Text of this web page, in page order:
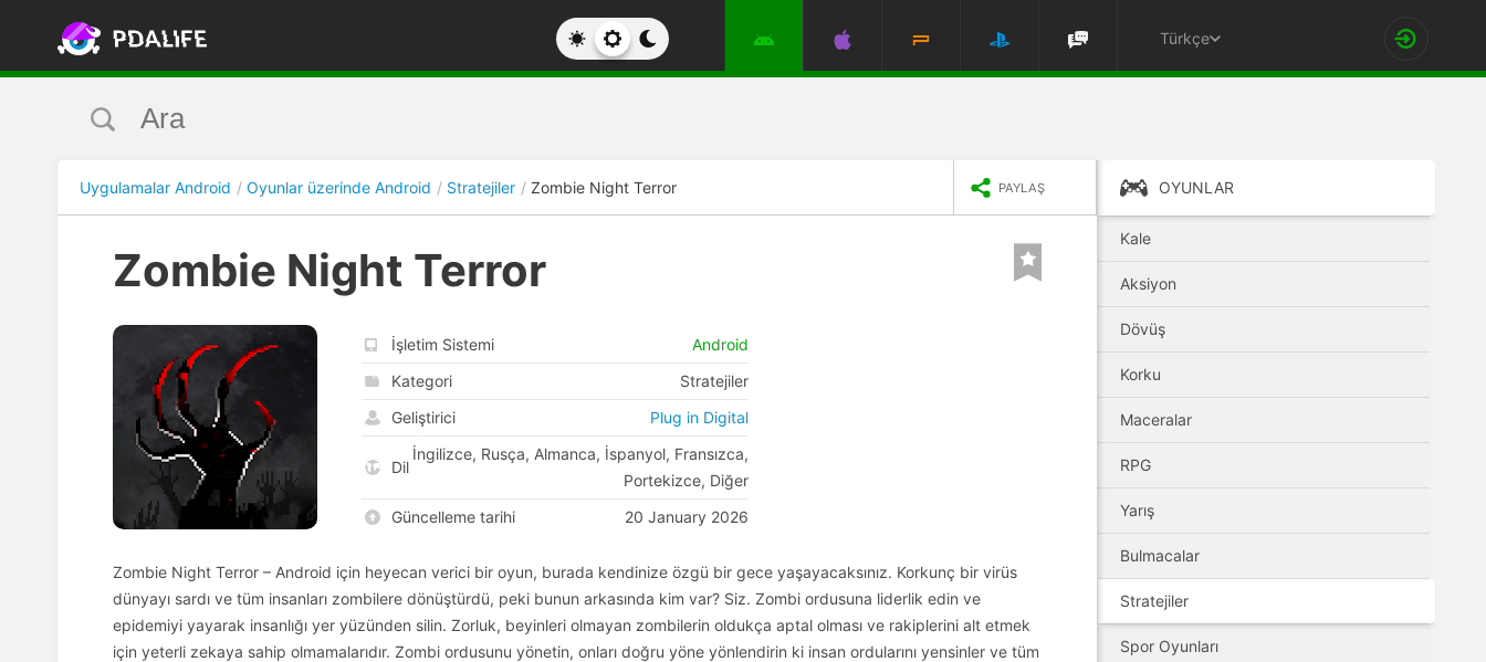
Türkçe
Uygulamalar Android Oyunlar üzerinde Android Stratejiler Zombie Night Terror PAYLAŞ
Zombie Night Terror
İşletim Sistemi
Android
Kategori
Stratejiler
Geliştirici
Plug in Digital
Dil
İngilizce, Rusça, Almanca, İspanyol, Fransızca,
Portekizce, Diğer
Güncelleme tarihi
20 January 2026
Zombie Night Terror – Android için heyecan verici bir oyun, burada kendinize özgü bir gece yaşayacaksınız. Korkunç bir virüs
dünyayı sardı ve tüm insanları zombilere dönüştürdü, peki bunun arkasında kim var? Siz. Zombi ordusuna liderlik edin ve
epidemiyi yayarak insanlığı yer yüzünden silin. Zorluk, beyinleri olmayan zombilerin oldukça aptal olması ve rakiplerini alt etmek
için yeterli zekaya sahip olmamalarıdır. Zombi ordusunu yönetin, onları doğru yöne yönlendirin ki insan ordularını yensinler ve tüm
OYUNLAR
Kale
Aksiyon
Dövüş
Korku
Maceralar
RPG
Yarış
Bulmacalar
Stratejiler
Spor Oyunları